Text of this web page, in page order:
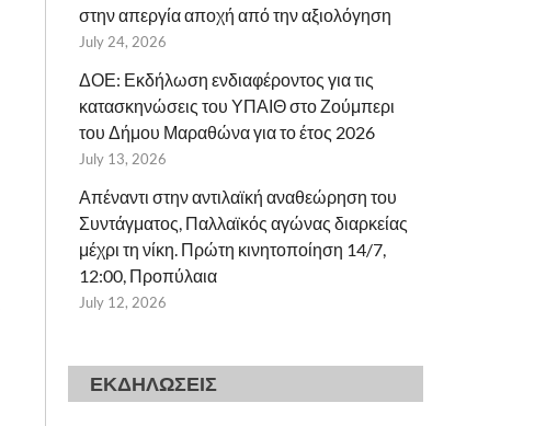
στην απεργία αποχή από την αξιολόγηση
July 24, 2026
ΔΟΕ: Εκδήλωση ενδιαφέροντος για τις
κατασκηνώσεις του ΥΠΑΙΘ στο Ζούμπερι
του Δήμου Μαραθώνα για το έτος 2026
July 13, 2026
Απέναντι στην αντιλαϊκή αναθεώρηση του
Συντάγματος, Παλλαϊκός αγώνας διαρκείας
μέχρι τη νίκη. Πρώτη κινητοποίηση 14/7,
12:00, Προπύλαια
July 12, 2026
ΕΚΔΗΛΩΣΕΙΣ